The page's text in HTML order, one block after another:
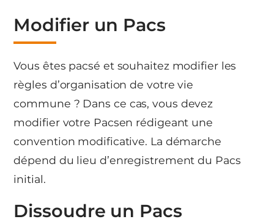
Modifier un Pacs
Vous êtes pacsé et souhaitez modifier les
règles d’organisation de votre vie
commune ? Dans ce cas, vous devez
modifier votre Pacsen rédigeant une
convention modificative. La démarche
dépend du lieu d’enregistrement du Pacs
initial.
Dissoudre un Pacs